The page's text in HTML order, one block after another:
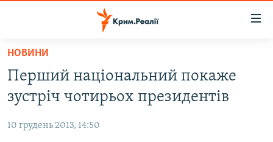
Перейти
основного
матеріалу
Перейти
до
ВОДА.КРИМ
ВІДЕО ТА ФОТО
ПОЛІТИКА
НОВИНИ
Перший національний покаже
зустріч чотирьох президентів
10 грудень 2013, 14:50